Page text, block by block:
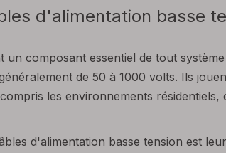
d'alimentation basse
un composant essentiel de tout
de 50 à 1000 volts. Ils
les environnements résidentiels,
d'alimentation basse tension est